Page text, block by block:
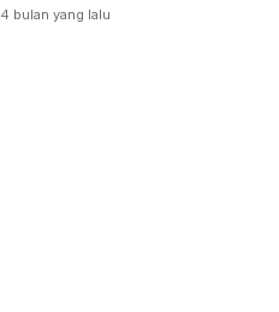
Dikeluarkan
4 bulan yang lalu